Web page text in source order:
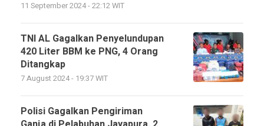
11 September 2024 - 22:12 WIT
TNI AL Gagalkan Penyelundupan
420 Liter BBM ke PNG, 4 Orang
Ditangkap
7 August 2024 - 19:37 WIT
Polisi Gagalkan Pengiriman